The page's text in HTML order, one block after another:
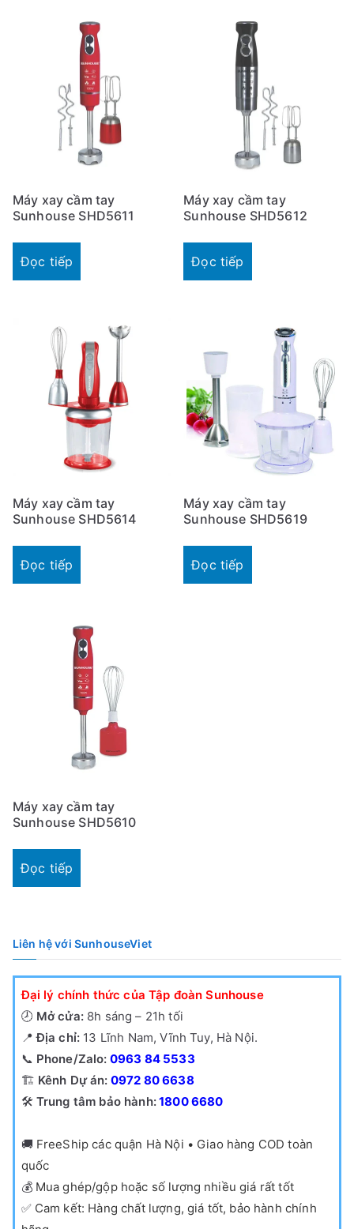
Máy xay cầm tay
Sunhouse SHD5611
Đọc tiếp
Máy xay cầm tay
Sunhouse SHD5612
Đọc tiếp
Máy xay cầm tay
Sunhouse SHD5614
Đọc tiếp
Máy xay cầm tay
Sunhouse SHD5619
Đọc tiếp
Máy xay cầm tay
Sunhouse SHD5610
Đọc tiếp
Liên hệ với SunhouseViet
Đại lý chính thức của Tập đoàn Sunhouse
🕗 Mở cửa:8h sáng – 21h tối
📍Địa chỉ: 13 Lĩnh Nam, Vĩnh Tuy, Hà Nội.
📞 Phone/Zalo: 0963 84 5533
🏗️ Kênh Dự án: 0972 80 6638
🛠️ Trung tâm bảo hành:1800 6680
🚚 FreeShip các quận Hà Nội • Giao hàng COD toàn
quốc
💰 Mua ghép/gộp hoặc số lượng nhiều giá rất tốt
✅ Cam kết: Hàng chất lượng, giá tốt, bảo hành chính